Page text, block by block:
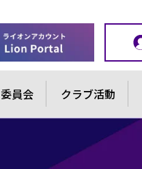
委員会 クラブ活動